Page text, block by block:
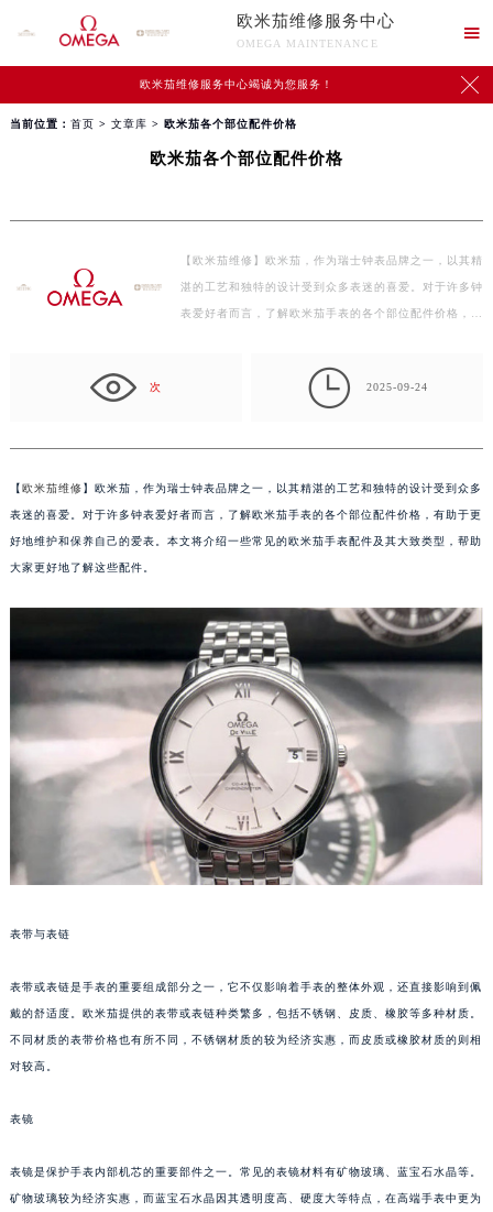
欧米茄维修服务中心
OMEGA MAINTENANCE

欧米茄维修服务中心竭诚为您服务！ 
当前位置： 首页 > 文章库 > 欧米茄各个部位配件价格
欧米茄各个部位配件价格
【欧米茄维修】欧米茄，作为瑞士钟表品牌之一，以其精
湛的工艺和独特的设计受到众多表迷的喜爱。对于许多钟
表爱好者而言，了解欧米茄手表的各个部位配件价格，
次  2025-09-24
【欧米茄维修】欧米茄，作为瑞士钟表品牌之一，以其精湛的工艺和独特的设计受到众多
表迷的喜爱。对于许多钟表爱好者而言，了解欧米茄手表的各个部位配件价格，有助于更
好地维护和保养自己的爱表。本文将介绍一些常见的欧米茄手表配件及其大致类型，帮助
大家更好地了解这些配件。
表带与表链
表带或表链是手表的重要组成部分之一，它不仅影响着手表的整体外观，还直接影响到佩
戴的舒适度。欧米茄提供的表带或表链种类繁多，包括不锈钢、皮质、橡胶等多种材质。
不同材质的表带价格也有所不同，不锈钢材质的较为经济实惠，而皮质或橡胶材质的则相
对较高。
表镜
表镜是保护手表内部机芯的重要部件之一。常见的表镜材料有矿物玻璃、蓝宝石水晶等。
矿物玻璃较为经济实惠，而蓝宝石水晶因其透明度高、硬度大等特点，在高端手表中更为